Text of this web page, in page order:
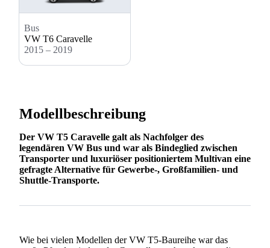
Bus
VW T6 Caravelle
2015 – 2019
Modellbeschreibung
Der VW T5 Caravelle galt als Nachfolger des
legendären VW Bus und war als Bindeglied zwischen
Transporter und luxuriöser positioniertem Multivan eine
gefragte Alternative für Gewerbe-, Großfamilien- und
Shuttle-Transporte.
Wie bei vielen Modellen der VW T5-Baureihe war das